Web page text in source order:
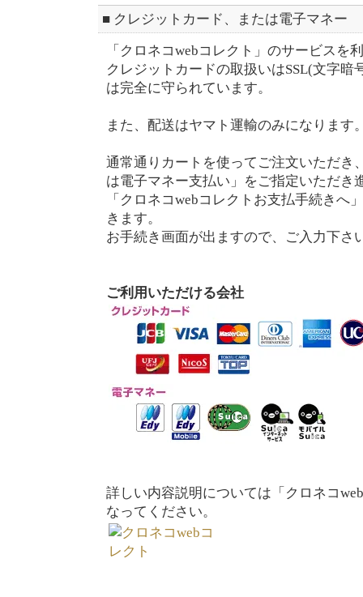
■ クレジットカード、または電子マネー
「クロネコwebコレクト」のサービスを
クレジットカードの取扱いはSSL(文字暗
は完全に守られています。
また、配送はヤマト運輸のみになります
通常通りカートを使ってご注文いただき
は電子マネー支払い」をご指定いただき
「クロネコwebコレクトお支払手続きへ
きます。
お手続き画面が出ますので、ご入力下さ
ご利用いただける会社
詳しい内容説明については「クロネコ
なってください。